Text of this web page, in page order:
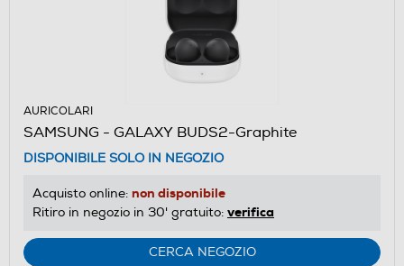
AURICOLARI
SAMSUNG - GALAXY BUDS2-Graphite
DISPONIBILE SOLO IN NEGOZIO
Acquisto online: non disponibile
Ritiro in negozio in 30' gratuito: verifica
CERCA NEGOZIO